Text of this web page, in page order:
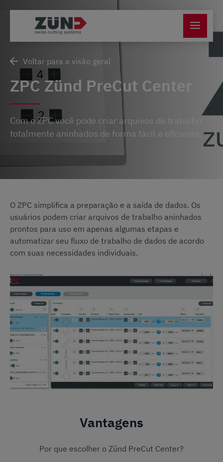
Voltar para a visão geral
ZPC Zünd PreCut Center
Com o ZPC você pode criar arquivos de trabalho
totalmente aninhados de forma fácil e eficiente.
O ZPC simplifica a preparação e a saída de dados. Os
usuários podem criar arquivos de trabalho aninhados
prontos para uso em apenas algumas etapas e
automatizar seu fluxo de trabalho de dados de acordo
com suas necessidades individuais.
Vantagens
Por que escolher o Zünd PreCut Center?